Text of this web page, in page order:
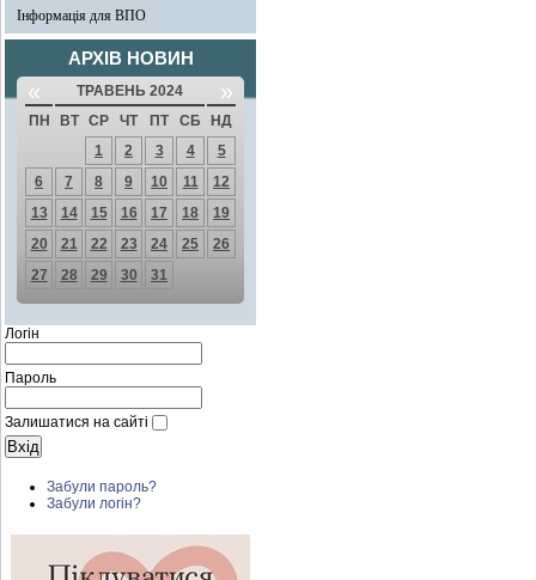
Інформація для ВПО
АРХІВ НОВИН
« ТРАВЕНЬ 2024 »
ПН ВТ СР ЧТ ПТ СБ
НД
1
2 3 4
5
6
7 8 9 10 11
12
13
14 15 16 17 18
19
20
21 22 23 24 25
26
27
28 29 30 31
Логін
Пароль
Залишатися на сайті
Забули пароль?
Забули логін?